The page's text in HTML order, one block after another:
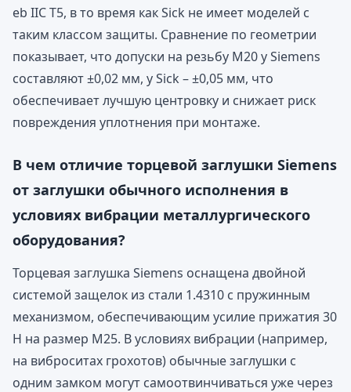
eb IIC T5, в то время как Sick не имеет моделей с
таким классом защиты. Сравнение по геометрии
показывает, что допуски на резьбу M20 у Siemens
составляют ±0,02 мм, у Sick – ±0,05 мм, что
обеспечивает лучшую центровку и снижает риск
повреждения уплотнения при монтаже.
В чем отличие торцевой заглушки Siemens
от заглушки обычного исполнения в
условиях вибрации металлургического
оборудования?
Торцевая заглушка Siemens оснащена двойной
системой защелок из стали 1.4310 с пружинным
механизмом, обеспечивающим усилие прижатия 30
Н на размер M25. В условиях вибрации (например,
на виброситах грохотов) обычные заглушки с
одним замком могут самоотвинчиваться уже через